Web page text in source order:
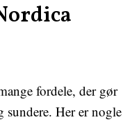
fordele, der gør
sundere. Her er nogle